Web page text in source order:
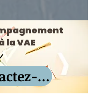
la VAE
Contactez-nous